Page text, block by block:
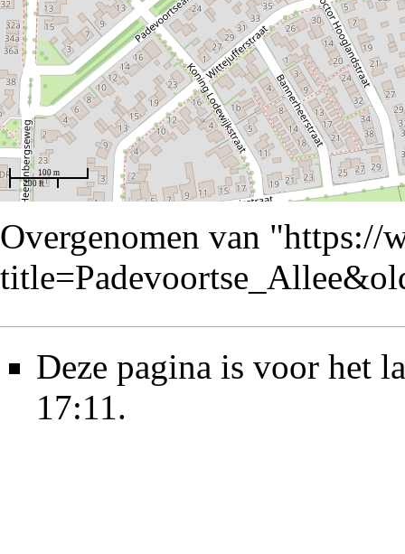
100 m
200 ft
Overgenomen van "https://
Deze pagina is voor het
17:11.